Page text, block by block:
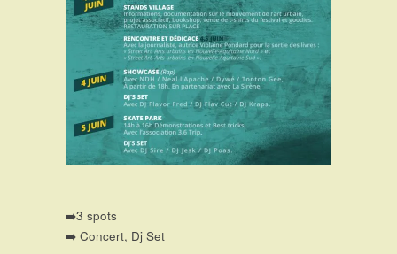
➡️3 spots
➡️ Concert, Dj Set